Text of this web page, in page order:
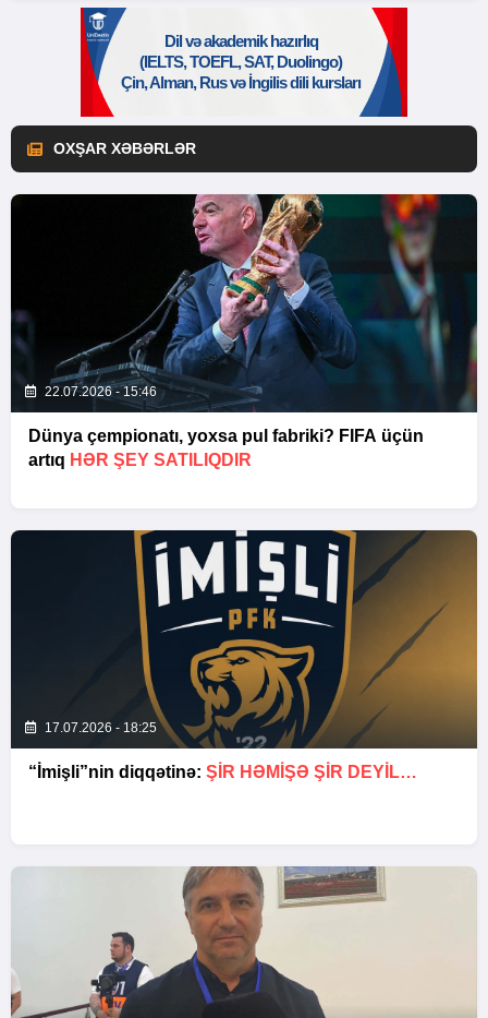
OXŞAR XƏBƏRLƏR
22.07.2026 - 15:46
Dünya çempionatı, yoxsa pul fabriki? FIFA üçün
artıq HƏR ŞEY SATILIQDIR
17.07.2026 - 18:25
“İmişli”nin diqqətinə: ŞIR HƏMIŞƏ ŞIR DEYIL…